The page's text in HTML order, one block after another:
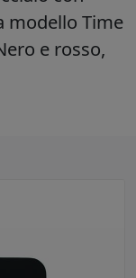
modello Time
e rosso,